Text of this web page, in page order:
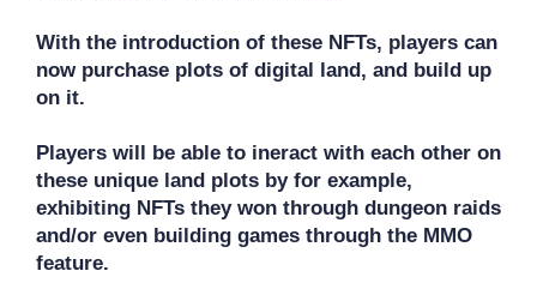
With the introduction of these NFTs, players can
now purchase plots of digital land, and build up
on it.
Players will be able to ineract with each other on
these unique land plots by for example,
exhibiting NFTs they won through dungeon raids
and/or even building games through the MMO
feature.